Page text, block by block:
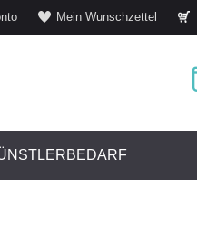
Mein Wunschzettel